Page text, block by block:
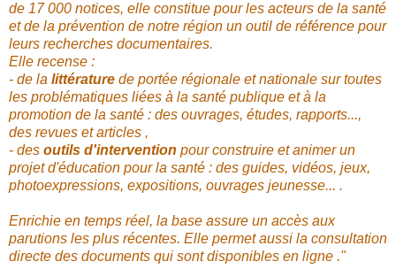
de 17 000 notices, elle constitue pour les acteurs de la santé
et de la prévention de notre région un outil de référence pour
leurs recherches documentaires.
Elle recense :
- de la littérature de portée régionale et nationale sur toutes
les problématiques liées à la santé publique et à la
promotion de la santé : des ouvrages, études, rapports...,
des revues et articles ,
- des outils d'intervention pour construire et animer un
projet d'éducation pour la santé : des guides, vidéos, jeux,
photoexpressions, expositions, ouvrages jeunesse... .
Enrichie en temps réel, la base assure un accès aux
parutions les plus récentes. Elle permet aussi la consultation
directe des documents qui sont disponibles en ligne ."